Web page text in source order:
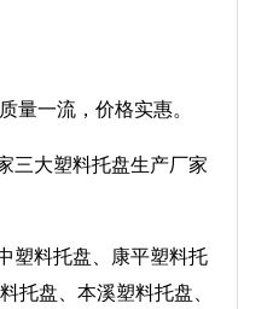
量一流，价格实惠。
三大塑料托盘生产厂家
塑料托盘、康平塑料托
托盘、本溪塑料托盘、